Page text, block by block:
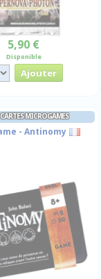
5,90 €
Disponible
MICROGAMES
- Antinomy